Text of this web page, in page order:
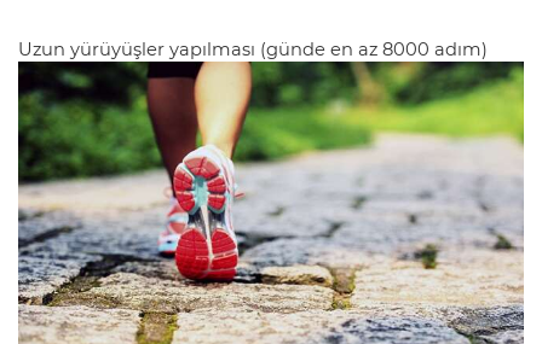
Uzun yürüyüşler yapılması (günde en az 8000 adım)